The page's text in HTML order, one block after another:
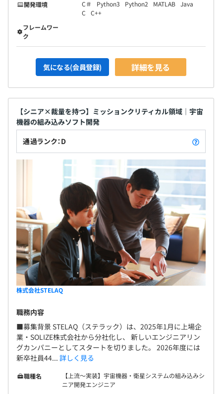
開発環境
C＃ Python3 Python2 MATLAB Java
C
C++
フレームワー
ク
気になる(会員登録) 詳細を見る
【シニア×裁量を持つ】ミッションクリティカル領域｜宇宙
機器の組み込みソフト開発
通過ランク：D
株式会社STELAQ
職務内容
■募集背景 STELAQ（ステラック）は、2025年1月に上場企
業・SOLIZE株式会社から分社化し、 新しいエンジニアリン
グカンパニーとしてスタートを切りました。 2026年度には
新卒社員44... 詳しく見る
職種名
【上流～実装】宇宙機器・衛星システムの組み込みシ
ニア開発エンジニア